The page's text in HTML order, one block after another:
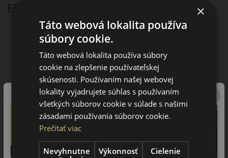
EU - štítok ×
Táto webová lokalita používa
súbory cookie.
Táto webová lokalita používa súbory
cookie na zlepšenie používateľskej
skúsenosti. Používaním našej webovej
lokality vyjadrujete súhlas s používaním
všetkých súborov cookie v súlade s našimi
zásadami používania súborov cookie.
Prečítať viac
Nevyhnutne
Výkonnosť Cielenie